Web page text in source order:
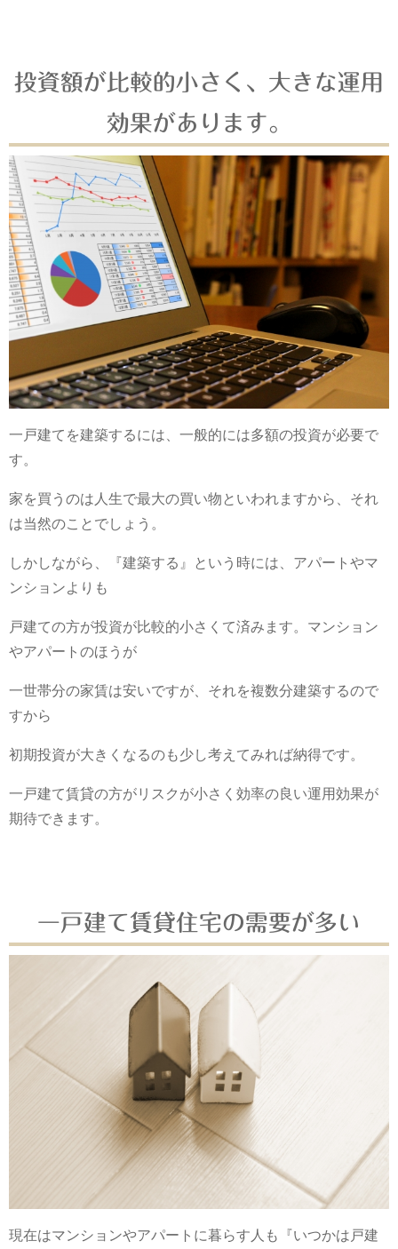
投資額が比較的小さく、大きな運用
効果があります。
一戸建てを建築するには、一般的には多額の投資が必要で
す。
家を買うのは人生で最大の買い物といわれますから、それ
は当然のことでしょう。
しかしながら、『建築する』という時には、アパートやマ
ンションよりも
戸建ての方が投資が比較的小さくて済みます。マンション
やアパートのほうが
一世帯分の家賃は安いですが、それを複数分建築するので
すから
初期投資が大きくなるのも少し考えてみれば納得です。
一戸建て賃貸の方がリスクが小さく効率の良い運用効果が
期待できます。
一戸建て賃貸住宅の需要が多い
現在はマンションやアパートに暮らす人も『いつかは戸建